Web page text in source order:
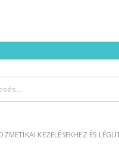
KEZELÉSEKHEZ ÉS